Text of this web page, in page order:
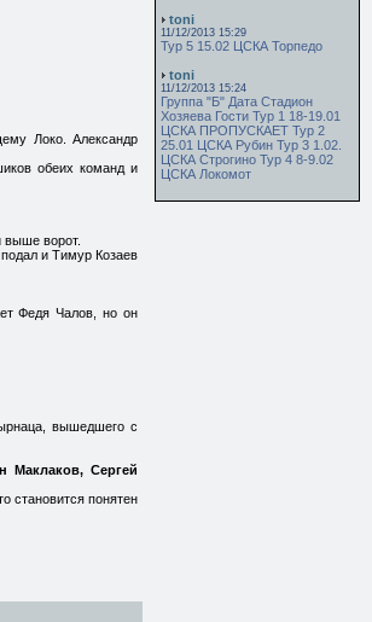
Локо. Александр
обеих команд и
выше ворот.
и Тимур Козаев
Федя Чалов, но он
вышедшего с
Маклаков, Сергей
становится понятен
toni
11/12/2013 15:29
Тур 5 15.02 ЦСКА Торпедо
toni
11/12/2013 15:24
Группа "Б" Дата Стадион
Хозяева Гости Тур 1 18-19.01
ЦСКА ПРОПУСКАЕТ Тур 2
25.01 ЦСКА Рубин Тур 3 1.02.
ЦСКА Строгино Тур 4 8-9.02
ЦСКА Локомот